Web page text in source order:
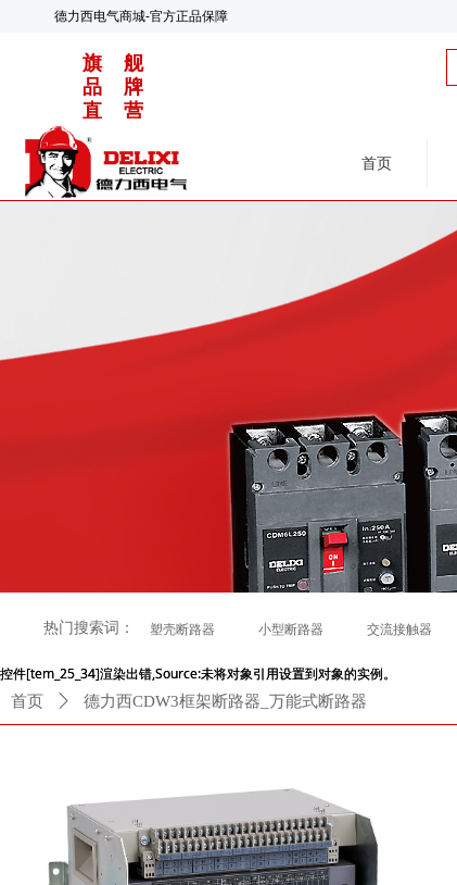
德力西电气商城-官方正品保障
旗 舰
品 牌
直 营
首页
塑壳断路器 小型断路器 交流接触器
热门搜索词：
首页 ꄲ 德力西CDW3框架断路器_万能式断路器
控件[tem_25_34]渲染出错,Source:未将对象引用设置到对象的实例。
控件[tem_25_34]渲染出错,Source:未将对象引用设置到对象的实例。